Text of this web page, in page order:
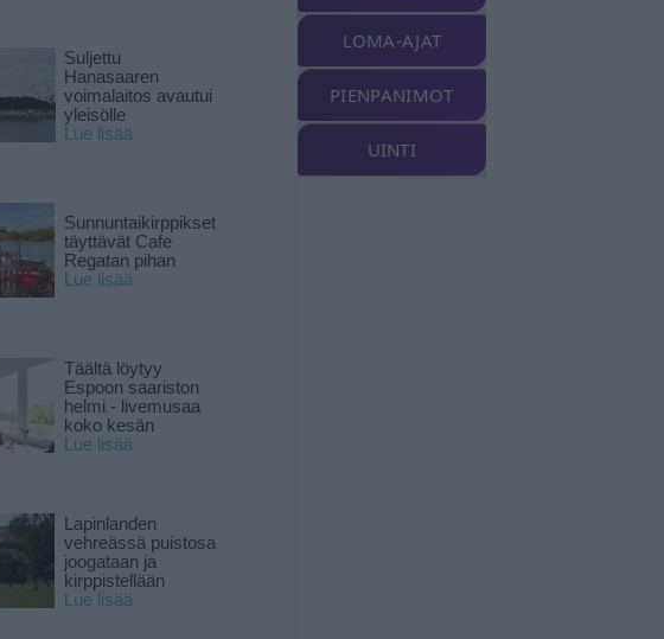
Suljettu
Hanasaaren
voimalaitos avautui
yleisölle
Lue lisää
Sunnuntaikirppikset
täyttävät Cafe
Regatan pihan
Lue lisää
Täältä löytyy
Espoon saariston
helmi - livemusaa
koko kesän
Lue lisää
Lapinlanden
vehreässä puistosa
joogataan ja
kirppistellään
Lue lisää
LOMA-AJAT
PIENPANIMOT
UINTI